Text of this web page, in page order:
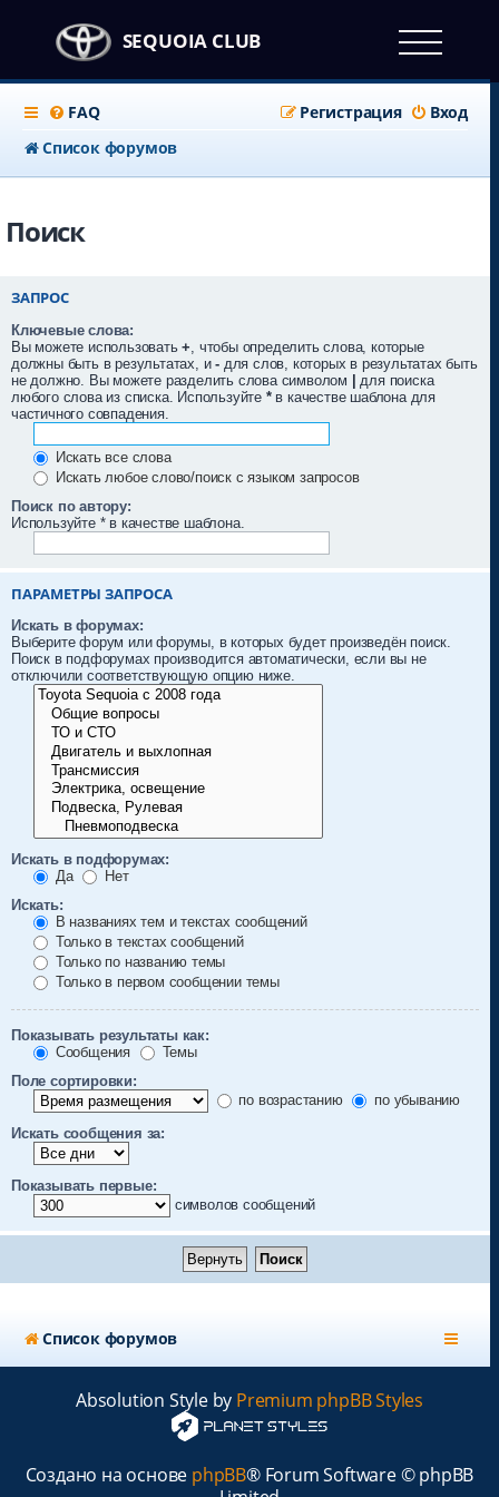
SEQUOIA CLUB
FAQ Вход
Регистрация
Список форумов
Поиск
ЗАПРОС
Ключевые слова:
Вы можете использовать+ , чтобы определить слова, которые
должны быть в результатах, и-для слов, которых в результатах быть
не должно. Вы можете разделить слова символом | для поиска
любого слова из списка. Используйте *в качестве шаблона для
частичного совпадения.
Искать все слова
Искать любое слово/поиск с языком запросов
Поиск по автору:
Используйте * в качестве шаблона.
ПАРАМЕТРЫ ЗАПРОСА
Искать в форумах:
Выберите форум или форумы, в которых будет произведён поиск.
Поиск в подфорумах производится автоматически, если вы не
отключили соответствующую опцию ниже.
Искать в подфорумах:
Да
Нет
Искать:
В названиях тем и текстах сообщений
Только в текстах сообщений
Только по названию темы
Только в первом сообщении темы
Показывать результаты как:
Сообщения
Темы
Поле сортировки:
по возрастанию
по убыванию
Искать сообщения за:
Показывать первые:
символов сообщений
Список форумов
Absolution Style by Premium phpBB Styles
Создано на основе phpBB® Forum Software © phpBB